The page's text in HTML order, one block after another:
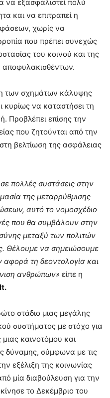
να εξασφαλιστεί πολύ
και να επιτραπεί η
χωρίς να
που πρέπει συνεχώς
του κοινού και της
αποφυλακισθέντων.
των σχημάτων κάλυψης
κυρίως να καταστήσει τη
Προβλέπει επίσης την
που ζητούνται από την
βελτίωση της ασφάλειας
πολλές συστάσεις στην
της μεταρρύθμισης
αυτό το νομοσχέδιο
που θα συμβάλουν στην
μεταξύ των πολιτών
Θέλουμε να σημειώσουμε
αφορά τη δεοντολογία και
ανθρώπων» είπε η
στάδιο μιας μεγάλης
συστήματος με στόχο για
καινοτόμου και
δύναμης, σύμφωνα με τις
εξέλιξη της κοινωνίας
μία διαβούλευση για την
το Δεκέμβριο του